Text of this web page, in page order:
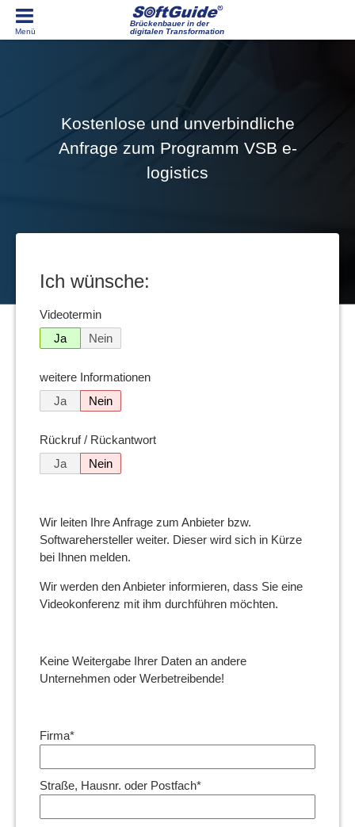
Brückenbauer in der
digitalen Transformation
Kostenlose und unverbindliche
Anfrage zum Programm VSB e-
logistics
Ich wünsche:
Videotermin
Ja
Nein
weitere Informationen
Ja
Nein
Rückruf / Rückantwort
Ja
Nein
Wir leiten Ihre Anfrage zum Anbieter bzw.
Softwarehersteller weiter. Dieser wird sich in Kürze
bei Ihnen melden.
Wir werden den Anbieter informieren, dass Sie eine
Videokonferenz mit ihm durchführen möchten.
Keine Weitergabe Ihrer Daten an andere
Unternehmen oder Werbetreibende!
Firma*
Straße, Hausnr. oder Postfach*